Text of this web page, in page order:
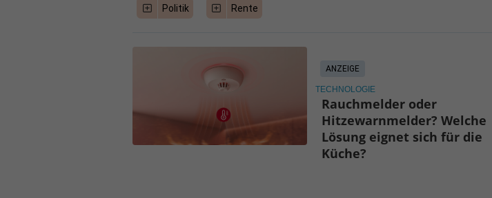
Politik Rente
ANZEIGE
TECHNOLOGIE
Rauchmelder oder
Hitzewarnmelder? Welche
Lösung eignet sich für die
Küche?